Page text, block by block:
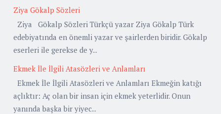
Ziya Gökalp Sözleri
Ziya Gökalp Sözleri Türkçü yazar Ziya Gökalp Türk
edebiyatında en önemli yazar ve şairlerden biridir. Gökalp
eserleri ile gerekse de y...
Ekmek İle İlgili Atasözleri ve Anlamları
Ekmek İle İlgili Atasözleri ve Anlamları Ekmeğin katığı
açlıktır: Aç olan bir insan için ekmek yeterlidir. Onun
yanında başka bir yiyec...